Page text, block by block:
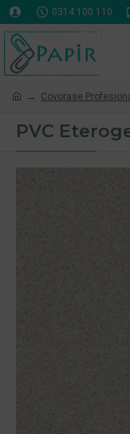
0314 100 110
Covorase
PVC